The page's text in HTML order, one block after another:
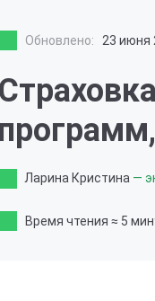
Обновлено: 23 июня
Ларина Кристина —
Время чтения ≈ 5